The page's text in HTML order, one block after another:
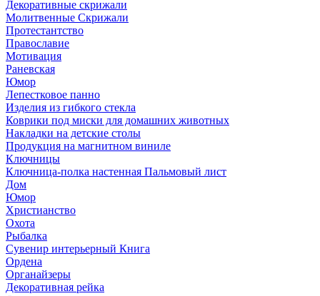
Декоративные скрижали
Молитвенные Скрижали
Протестантство
Православие
Мотивация
Раневская
Юмор
Лепестковое панно
Изделия из гибкого стекла
Коврики под миски для домашних животных
Накладки на детские столы
Продукция на магнитном виниле
Ключницы
Ключница-полка настенная Пальмовый лист
Дом
Юмор
Христианство
Охота
Рыбалка
Сувенир интерьерный Книга
Ордена
Органайзеры
Декоративная рейка